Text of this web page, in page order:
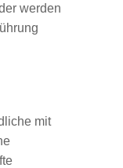
werden
mit